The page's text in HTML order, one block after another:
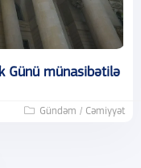
Günü münasibətilə
Gündəm / Cəmiyyət